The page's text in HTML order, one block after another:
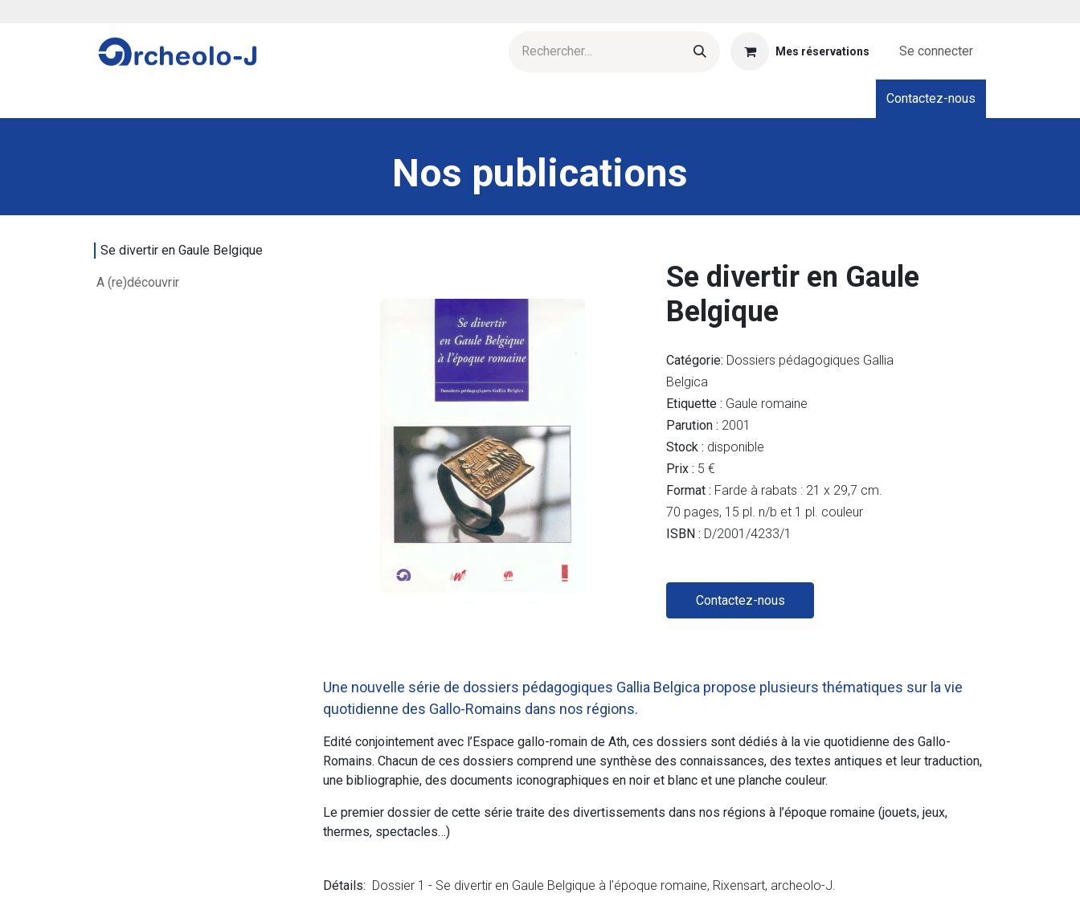
Mes réservations Se connecter
Contactez-nous
Nos publications
Se divertir en Gaule Belgique
A (re)découvrir
Se divertir en Gaule
Belgique
Catégorie: Dossiers pédagogiques Gallia
Belgica
Etiquette : Gaule romaine
Parution : 2001
Stock : disponible
Prix : 5 €
Format : Farde à rabats : 21 x 29,7 cm.
70 pages, 15 pl. n/b et 1 pl. couleur
ISBN : D/2001/4233/1
Contactez-nous
Une nouvelle série de dossiers pédagogiques Gallia Belgica propose plusieurs thématiques sur la vie
quotidienne des Gallo-Romains dans nos régions.
Edité conjointement avec l’Espace gallo-romain de Ath, ces dossiers sont dédiés à la vie quotidienne des Gallo-
Romains. Chacun de ces dossiers comprend une synthèse des connaissances, des textes antiques et leur traduction,
une bibliographie, des documents iconographiques en noir et blanc et une planche couleur.
Le premier dossier de cette série traite des divertissements dans nos régions à l’époque romaine (jouets, jeux,
thermes, spectacles…)
Détails: Dossier 1 - Se divertir en Gaule Belgique à l'époque romaine, Rixensart, archeolo-J.